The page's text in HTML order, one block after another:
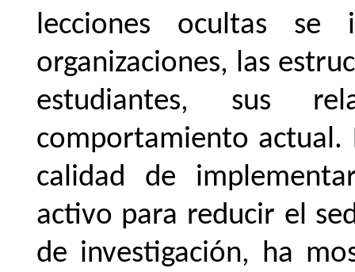
lecciones ocultas
organizaciones, las
estudiantes,
sus
comportamiento actual.
calidad de
activo para reducir el
de investigación, ha